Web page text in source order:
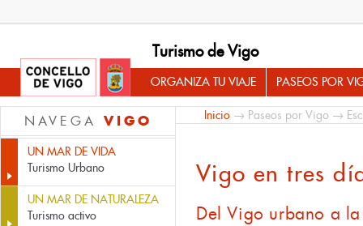
Turismo de Vigo
ORGANIZA TU VIAJE PASEOS POR
NAVEGA VIGO
UN MAR DE VIDA
Turismo Urbano
UN MAR DE NATURALEZA
Turismo activo
Inicio → Paseos por Vigo →
Vigo en tres
Del Vigo urbano a